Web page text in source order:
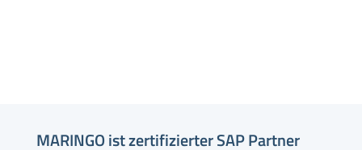
MARINGO ist zertifizierter SAP Partner